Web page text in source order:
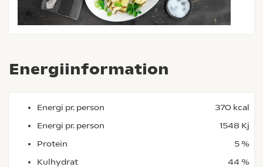
Energiinformation
Energi pr. person
370 kcal
Energi pr. person
1548 Kj
Protein
5 %
Kulhydrat
44 %